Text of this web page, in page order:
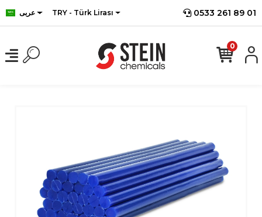
عربى TRY - Türk Lirası 0533 261 89 01
0